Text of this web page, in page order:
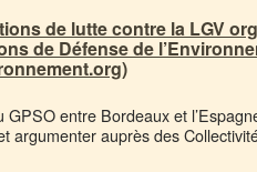
de lutte contre la LGV
de Défense de
GPSO entre Bordeaux et
argumenter auprès des